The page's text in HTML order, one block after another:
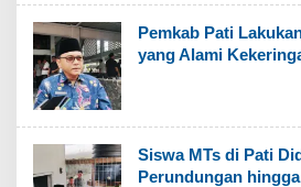
Pemkab Pati
yang Alami
Siswa MTs di Pati
Perundungan